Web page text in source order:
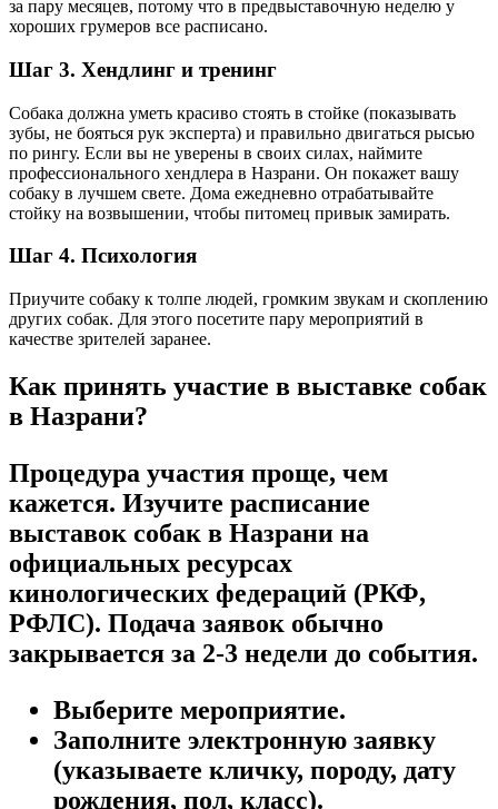
за пару месяцев, потому что в предвыставочную неделю у
хороших грумеров все расписано.
Шаг 3. Хендлинг и тренинг
Собака должна уметь красиво стоять в стойке (показывать
зубы, не бояться рук эксперта) и правильно двигаться рысью
по рингу. Если вы не уверены в своих силах, наймите
профессионального хендлера в Назрани. Он покажет вашу
собаку в лучшем свете. Дома ежедневно отрабатывайте
стойку на возвышении, чтобы питомец привык замирать.
Шаг 4. Психология
Приучите собаку к толпе людей, громким звукам и скоплению
других собак. Для этого посетите пару мероприятий в
качестве зрителей заранее.
Как принять участие в выставке собак
в Назрани?
Процедура участия проще, чем
кажется. Изучите расписание
выставок собак в Назрани на
официальных ресурсах
кинологических федераций (РКФ,
РФЛС). Подача заявок обычно
закрывается за 2-3 недели до события.
Выберите мероприятие.
Заполните электронную заявку
(указываете кличку, породу, дату
рождения, пол, класс).